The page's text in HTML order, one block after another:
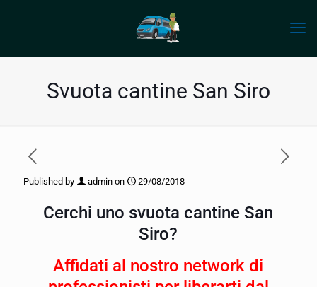
Svuota cantine San Siro
Published by admin on 29/08/2018
Cerchi uno svuota cantine San
Siro?
Affidati al nostro network di